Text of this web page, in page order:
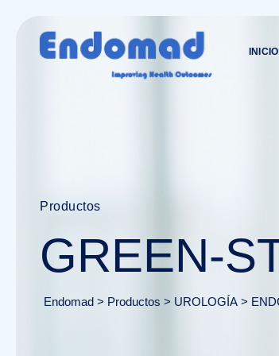
INICIO
Productos
GREEN-
Endomad > Productos > UROLOGÍA >